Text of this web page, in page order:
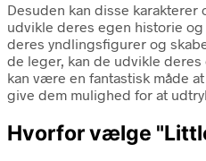
Desuden kan disse
udvikle deres egen historie og
deres yndlingsfigurer og
de leger, kan de udvikle
kan være en fantastisk måde
give dem mulighed for at
Hvorfor vælge